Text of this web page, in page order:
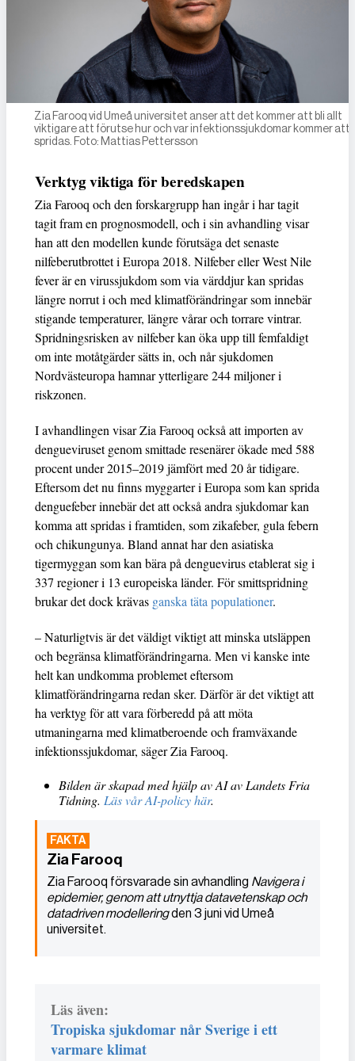
Zia Farooq vid Umeå universitet anser att det kommer att bli allt
viktigare att förutse hur och var infektionssjukdomar kommer att
spridas. Foto: Mattias Pettersson
Verktyg viktiga för beredskapen
Zia Farooq och den forskargrupp han ingår i har tagit
tagit fram en prognosmodell, och i sin avhandling visar
han att den modellen kunde förutsäga det senaste
nilfeberutbrottet i Europa 2018. Nilfeber eller West Nile
fever är en virussjukdom som via värddjur kan spridas
längre norrut i och med klimatförändringar som innebär
stigande temperaturer, längre vårar och torrare vintrar.
Spridningsrisken av nilfeber kan öka upp till femfaldigt
om inte motåtgärder sätts in, och når sjukdomen
Nordvästeuropa hamnar ytterligare 244 miljoner i
riskzonen.
I avhandlingen visar Zia Farooq också att importen av
dengueviruset genom smittade resenärer ökade med 588
procent under 2015–2019 jämfört med 20 år tidigare.
Eftersom det nu finns myggarter i Europa som kan sprida
denguefeber innebär det att också andra sjukdomar kan
komma att spridas i framtiden, som zikafeber, gula febern
och chikungunya. Bland annat har den asiatiska
tigermyggan som kan bära på denguevirus etablerat sig i
337 regioner i 13 europeiska länder. För smittspridning
brukar det dock krävas ganska täta populationer.
– Naturligtvis är det väldigt viktigt att minska utsläppen
och begränsa klimatförändringarna. Men vi kanske inte
helt kan undkomma problemet eftersom
klimatförändringarna redan sker. Därför är det viktigt att
ha verktyg för att vara förberedd på att möta
utmaningarna med klimatberoende och framväxande
infektionssjukdomar, säger Zia Farooq.
Bilden är skapad med hjälp av AI av Landets Fria
Tidning. Läs vår AI-policy här.
Zia Farooq
Zia Farooq försvarade sin avhandling Navigera i
epidemier, genom att utnyttja datavetenskap och
datadriven modelleringden 3 juni vid Umeå
universitet.
Läs även:
Tropiska sjukdomar når Sverige i ett
varmare klimat